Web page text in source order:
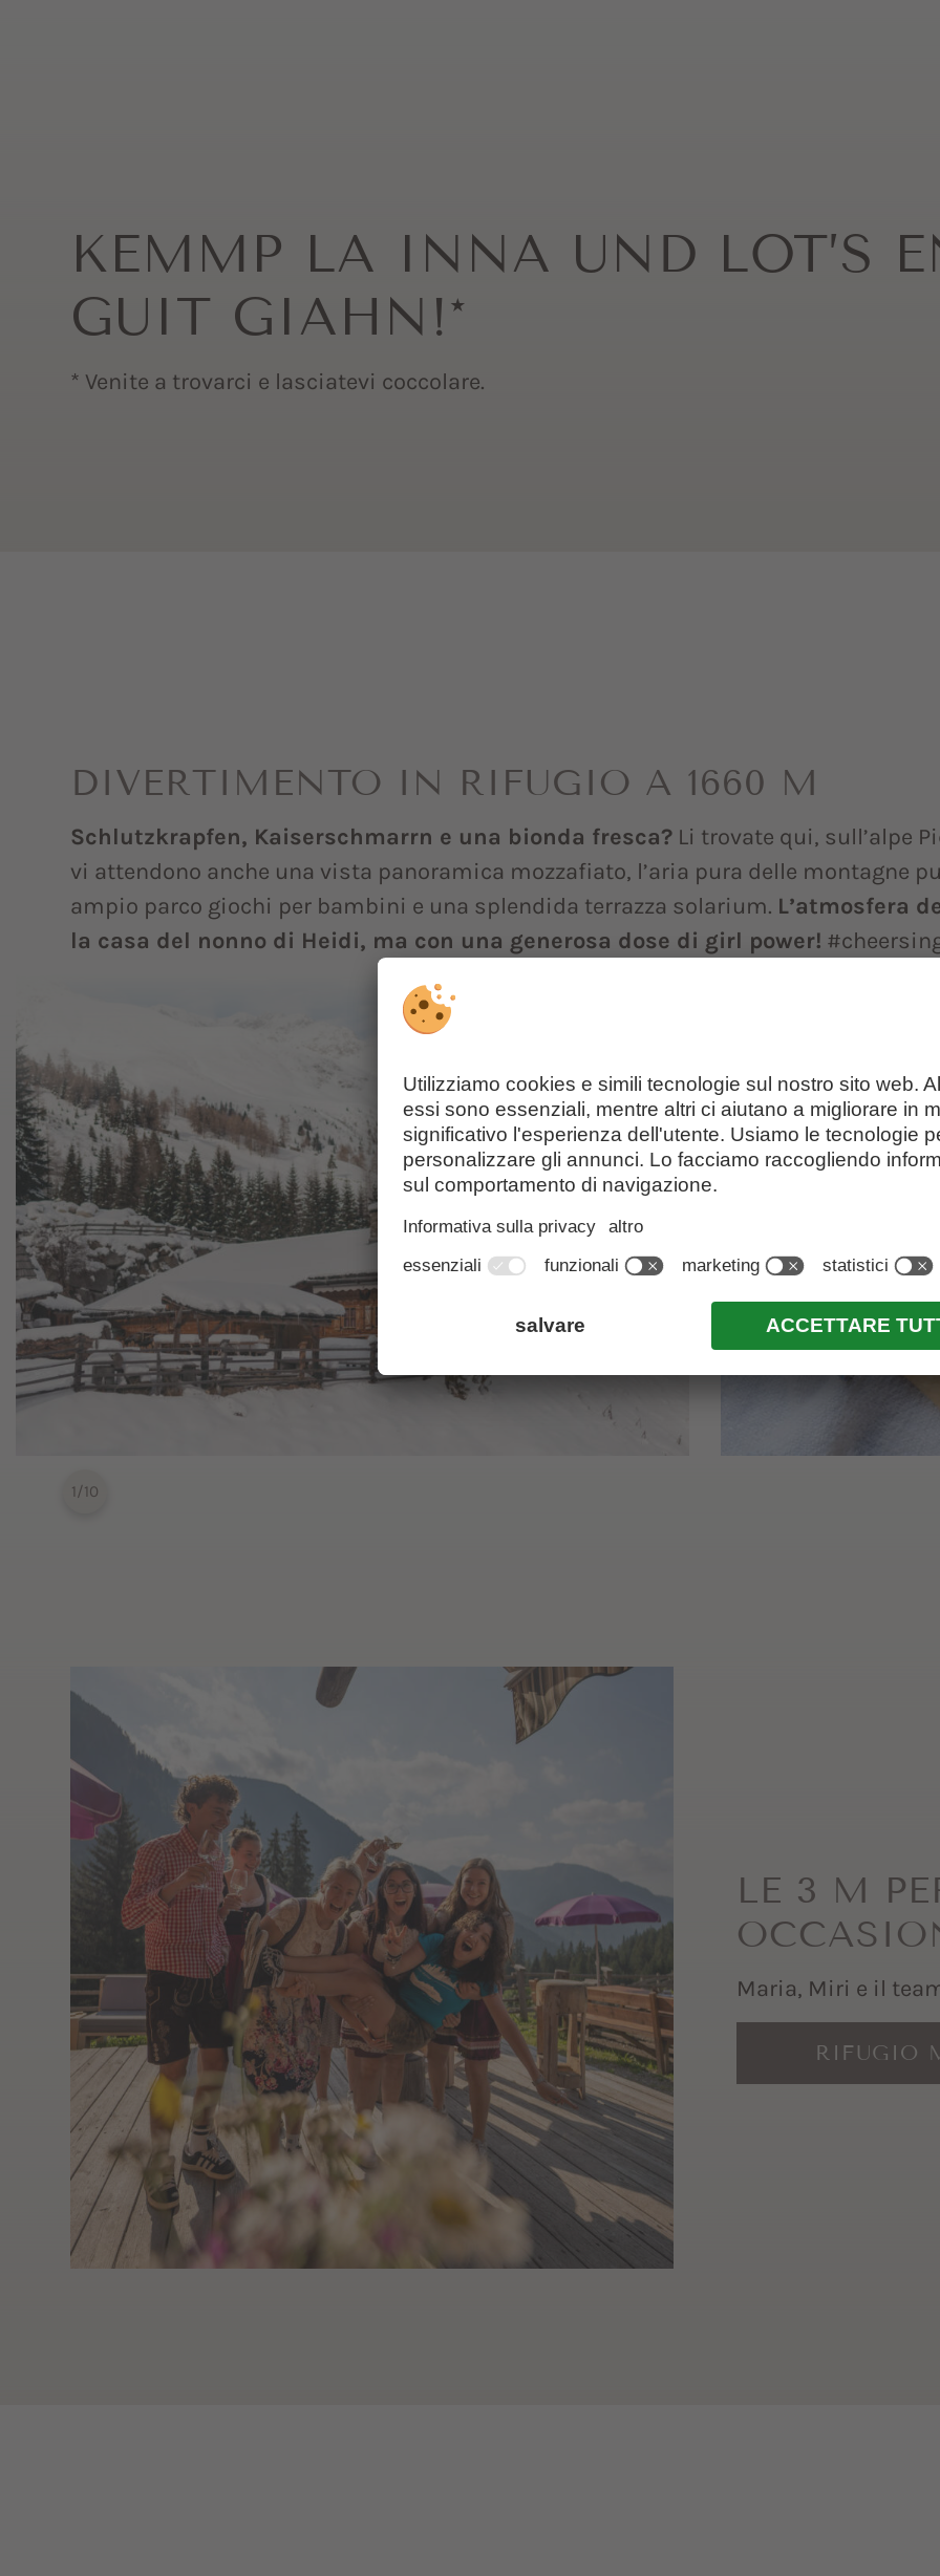
KEMMP LA INNA UND LOT’S
GUIT GIAHN!*
* Venite a trovarci e lasciatevi coccolare.
DIVERTIMENTO IN RIFUGIO A 1660 M
Schlutzkrapfen, Kaiserschmarrn e una bionda fresca? Li trovate qui, sull’alpe
vi attendono anche una vista panoramica mozzafiato, l’aria pura delle montagne
ampio parco giochi per bambini e una splendida terrazza solarium. L’atmosfera
la casa del nonno di Heidi, ma con una generosa dose di girl power!
1 /10
LE 3 M
Maria, Miri e il
RIFUGIO